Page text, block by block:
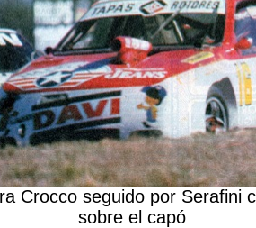
Crocco seguido por Serafini
sobre el capó